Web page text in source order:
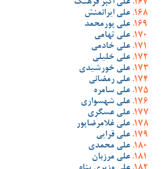
علی اکبر فرهنگ
علی ایرانمنش
علی پورمحمد
علی تهامی
علی خادمی
علی خلیلی
علی خورشیدی
علی رمضانی
علی سامره
علی شهسواری
علی عسگری
علی غلامرضاپور
علی قرایی
علی محمدی
علی مرزبان